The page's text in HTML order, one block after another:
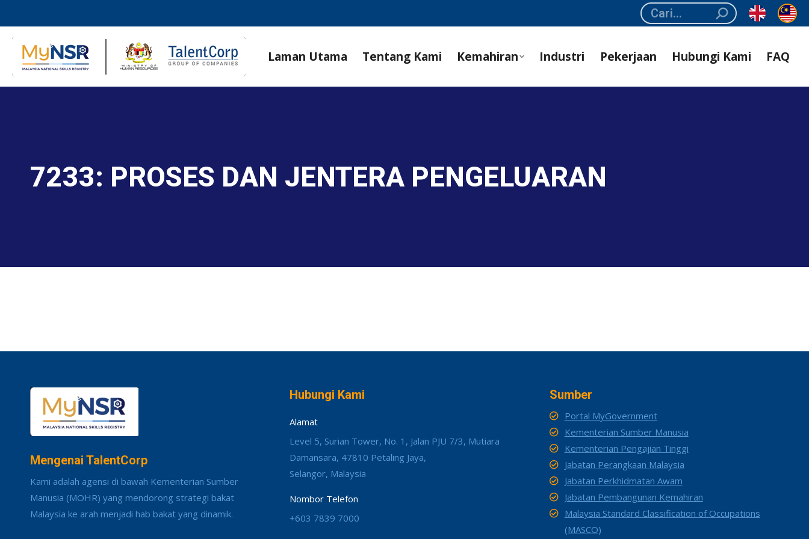
Search:
Laman Utama Tentang Kami Kemahiran Industri Pekerjaan Hubungi Kami FAQ
7233: PROSES DAN JENTERA PENGELUARAN
Mengenai TalentCorp
Kami adalah agensi di bawah Kementerian Sumber
Manusia (MOHR) yang mendorong strategi bakat
Malaysia ke arah menjadi hab bakat yang dinamik.
Hubungi Kami
Alamat
Level 5, Surian Tower, No. 1, Jalan PJU 7/3, Mutiara
Damansara, 47810 Petaling Jaya,
Selangor, Malaysia
Nombor Telefon
+603 7839 7000
Sumber
Portal MyGovernment
Kementerian Sumber Manusia
Kementerian Pengajian Tinggi
Jabatan Perangkaan Malaysia
Jabatan Perkhidmatan Awam
Jabatan Pembangunan Kemahiran
Malaysia Standard Classification of Occupations
(MASCO)